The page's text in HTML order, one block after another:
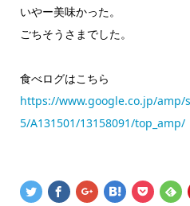
いやー美味かった。
ごちそうさまでした。
食べログはこちら
https://www.google.co.jp/amp/
5/A131501/13158091/top_amp/